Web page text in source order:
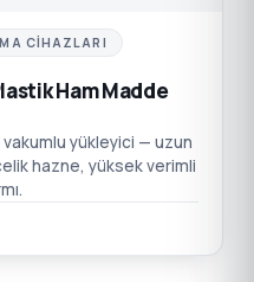
CIHAZLARI
Ham Madde
vakumlu yükleyici — uzun
hazne, yüksek verimli